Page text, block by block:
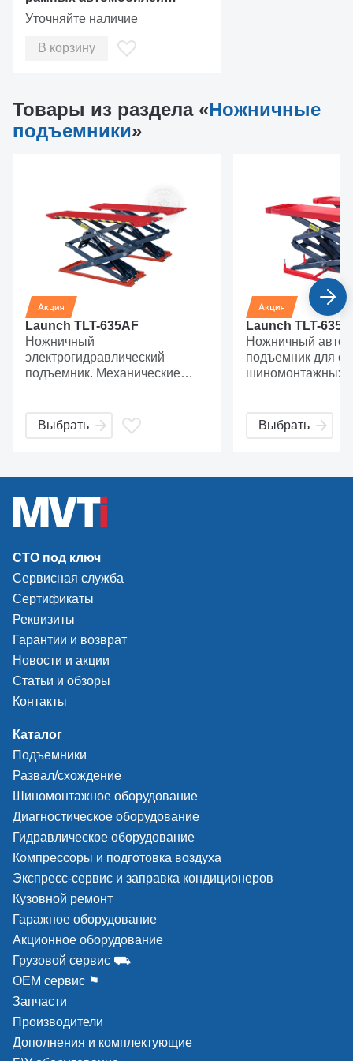
LAUNCH
Уточняйте наличие
В корзину
Товары из раздела «Ножничные
подъемники»
Launch TLT-635AF
Ножничный
электрогидравлический
подъемник. Механические
Выбрать
Launch TLT-635A
Ножничный
подъемник для
шиномонтажных
позволяют
обслуживать все
Выбрать
СТО под ключ
Сервисная служба
Сертификаты
Реквизиты
Гарантии и возврат
Новости и акции
Статьи и обзоры
Контакты
Каталог
Подъемники
Развал/схождение
Шиномонтажное оборудование
Диагностическое оборудование
Гидравлическое оборудование
Компрессоры и подготовка воздуха
Экспресс-сервис и заправка кондиционеров
Кузовной ремонт
Гаражное оборудование
Акционное оборудование
Грузовой сервис ⛟
ОЕМ сервис ⚑
Запчасти
Производители
Дополнения и комплектующие